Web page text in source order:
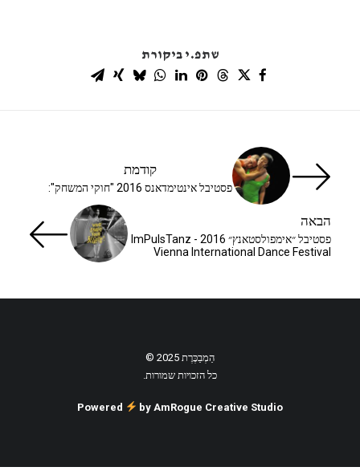
שתפ.י ביקורת
קודמת
פסטיבל אינטימדאנס 2016 "חוקי המשחק":
הבאה
פסטיבל ״אימפולסטאנץ״ 2016 ImPulsTanz -
Vienna International Dance Festival
הַמְבַכֶּרֶת 2025 ©
כל הזכויות שמורות.
Powered by AmRogue Creative Studio